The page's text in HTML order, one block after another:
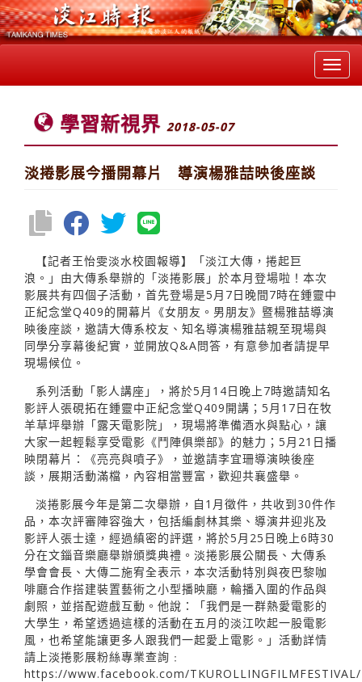
學習新視界 2018-05-07
淡捲影展今播開幕片 導演楊雅喆映後座談
【記者王怡雯淡水校園報導】「淡江大傳，捲起巨
浪。」由大傳系舉辦的「淡捲影展」於本月登場啦！本次
影展共有四個子活動，首先登場是5月7日晚間7時在鍾靈中
正紀念堂Q409的開幕片《女朋友。男朋友》暨楊雅喆導演
映後座談，邀請大傳系校友、知名導演楊雅喆親至現場與
同學分享幕後紀實，並開放Q&A問答，有意參加者請提早
現場候位。
系列活動「影人講座」，將於5月14日晚上7時邀請知名
影評人張硯拓在鍾靈中正紀念堂Q409開講；5月17日在牧
羊草坪舉辦「露天電影院」，現場將準備酒水與點心，讓
大家一起輕鬆享受電影《鬥陣俱樂部》的魅力；5月21日播
映閉幕片：《亮亮與噴子》，並邀請李宜珊導演映後座
談，展期活動滿檔，內容相當豐富，歡迎共襄盛舉。
淡捲影展今年是第二次舉辦，自1月徵件，共收到30件作
品，本次評審陣容強大，包括編劇林其樂、導演井迎兆及
影評人張士達，經過縝密的評選，將於5月25日晚上6時30
分在文錙音樂廳舉辦頒獎典禮。淡捲影展公關長、大傳系
學會會長、大傳二施宥全表示，本次活動特別與夜巴黎咖
啡廳合作搭建裝置藝術之小型播映廳，輪播入圍的作品與
劇照，並搭配遊戲互動。他說：「我們是一群熱愛電影的
大學生，希望透過這樣的活動在五月的淡江吹起一股電影
風，也希望能讓更多人跟我們一起愛上電影。」活動詳情
請上淡捲影展粉絲專業查詢﹕
https://www.facebook.com/TKUROLLINGFILMFESTIVAL/